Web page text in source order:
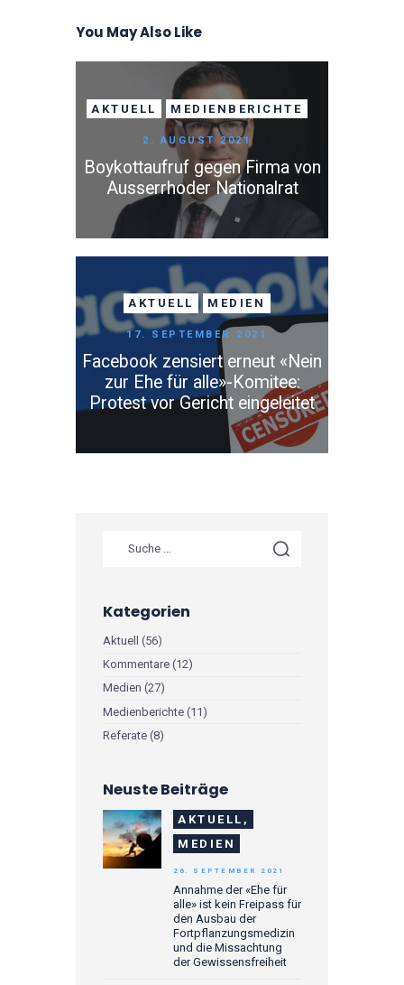
You May Also Like
AKTUELL MEDIENBERICHTE
2. AUGUST 2021
Boykottaufruf gegen Firma von
Ausserrhoder Nationalrat
AKTUELL MEDIEN
17. SEPTEMBER 2021
Facebook zensiert erneut «Nein
zur Ehe für alle»-Komitee:
Protest vor Gericht eingeleitet
Kategorien
Aktuell (56)
Kommentare (12)
Medien (27)
Medienberichte (11)
Referate (8)
Neuste Beiträge
AKTUELL,
MEDIEN
Annahme der «Ehe für
alle» ist kein Freipass für
den Ausbau der
Fortpflanzungsmedizin
und die Missachtung
der Gewissensfreiheit
26. SEPTEMBER 2021